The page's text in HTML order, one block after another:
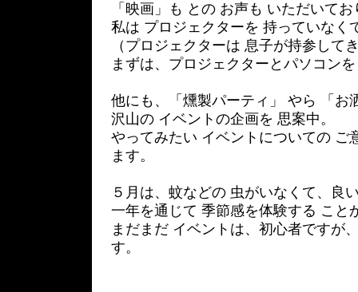
「映画」も との お声も いただいて
私は プロジェクターを 持っていなく
（プロジェクターは 息子が持参して
まずは、プロジェクターとパソコン
他にも、「燻製パーティ」 やら 「お
沢山の イベントの企画を 思案中。
やってみたい イベントについての ご
ます。
５月は、蚊などの 虫がいなくて、良
一年を通じて 季節感を体験する こと
まだまだ イベントは、初心者ですが
す。